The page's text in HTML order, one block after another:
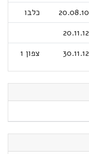
20.08.10
כלבו
20.11.12
30.11.12 צפון 1